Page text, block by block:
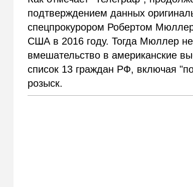
подтверждением данных
спецпрокурором Робертом
США в 2016 году. Тогда Мюллер
вмешательство в американские
список 13 граждан РФ, включая
розыск.